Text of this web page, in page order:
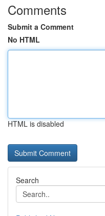
Comments
Submit a Comment
No HTML
HTML is disabled
Search